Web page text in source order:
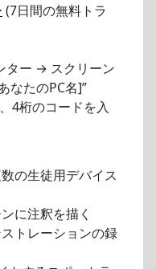
(7日間の無料トラ
ター → スクリーン
なたのPC名]”
4桁のコードを入
の生徒用デバイス
に注釈を描く
トレーションの録